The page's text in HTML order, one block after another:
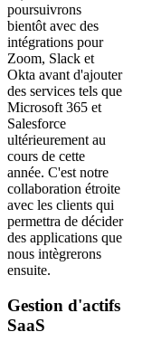
poursuivrons
bientôt avec des
intégrations pour
Zoom, Slack et
Okta avant d'ajouter
des services tels que
Microsoft 365 et
Salesforce
ultérieurement au
cours de cette
année. C'est notre
collaboration étroite
avec les clients qui
permettra de décider
des applications que
nous intègrerons
ensuite.
Gestion d'actifs
SaaS